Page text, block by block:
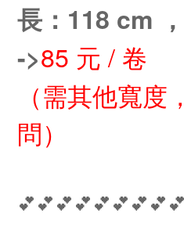
長：118 cm ，
->85 元 / 卷
（需其他寬度
問）